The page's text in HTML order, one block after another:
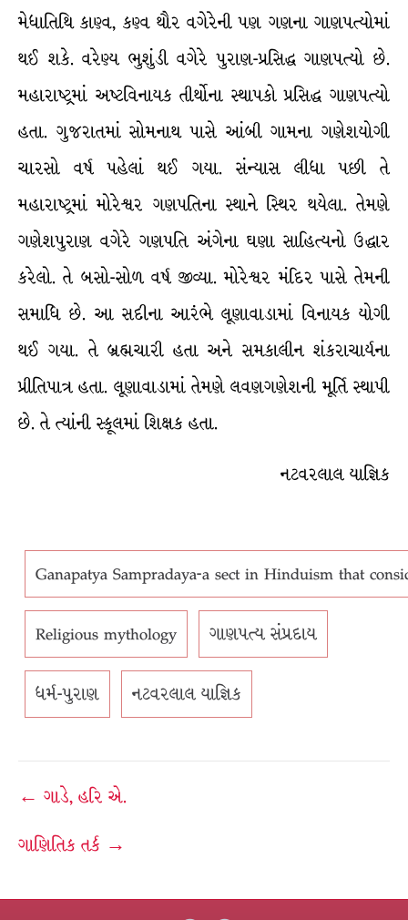
મેધાતિથિ કાણ્વ, કણ્વ થૌર વગેરેની પણ ગણના ગાણપત્યોમાં
થઈ શકે. વરેણ્ય ભુશુંડી વગેરે પુરાણ-પ્રસિદ્ધ ગાણપત્યો છે.
મહારાષ્ટ્રમાં અષ્ટવિનાયક તીર્થોના સ્થાપકો પ્રસિદ્ધ ગાણપત્યો
હતા. ગુજરાતમાં સોમનાથ પાસે આંબી ગામના ગણેશયોગી
ચારસો વર્ષ પહેલાં થઈ ગયા. સંન્યાસ લીધા પછી તે
મહારાષ્ટ્રમાં મોરેશ્વર ગણપતિના સ્થાને સ્થિર થયેલા. તેમણે
ગણેશપુરાણ વગેરે ગણપતિ અંગેના ઘણા સાહિત્યનો ઉદ્ધાર
કરેલો. તે બસો-સોળ વર્ષ જીવ્યા. મોરેશ્વર મંદિર પાસે તેમની
સમાધિ છે. આ સદીના આરંભે લૂણાવાડામાં વિનાયક યોગી
થઈ ગયા. તે બ્રહ્મચારી હતા અને સમકાલીન શંકરાચાર્યના
પ્રીતિપાત્ર હતા. લૂણાવાડામાં તેમણે લવણગણેશની મૂર્તિ સ્થાપી
છે. તે ત્યાંની સ્કૂલમાં શિક્ષક હતા.
નટવરલાલ યાજ્ઞિક
Ganapatya Sampradaya-a sect in Hinduism that
Religious mythology ગાણપત્ય સંપ્રદાય
ધર્મ-પુરાણ નટવરલાલ યાજ્ઞિક
Post
navigation
← ગાડે, હરિ એ.
ગાણિતિક તર્ક →